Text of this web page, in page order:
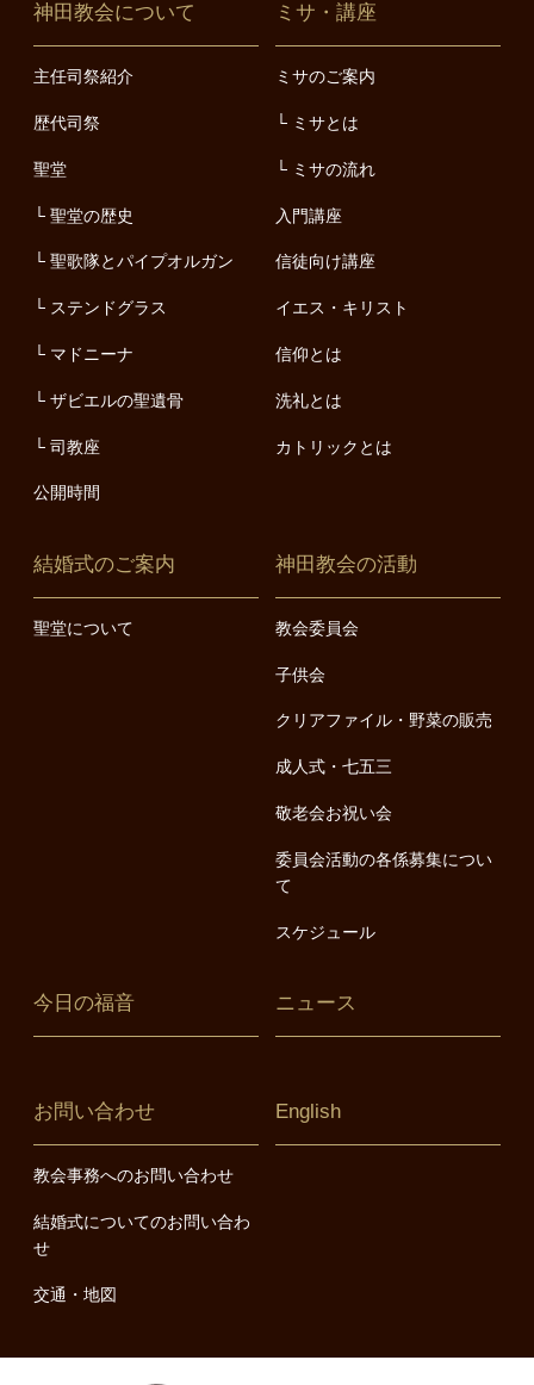
神田教会について
主任司祭紹介
歴代司祭
聖堂
聖堂の歴史
聖歌隊とパイプオルガン
ステンドグラス
マドニーナ
ザビエルの聖遺骨
司教座
公開時間
ミサ・講座
ミサのご案内
ミサとは
ミサの流れ
入門講座
信徒向け講座
イエス・キリスト
信仰とは
洗礼とは
カトリックとは
結婚式のご案内
聖堂について
神田教会の活動
教会委員会
子供会
クリアファイル・野菜の販売
成人式・七五三
敬老会お祝い会
委員会活動の各係募集につい
て
スケジュール
今日の福音 ニュース
お問い合わせ
教会事務へのお問い合わせ
結婚式についてのお問い合わ
せ
交通・地図
English